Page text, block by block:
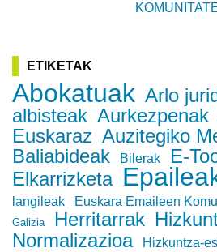
ETIKETAK
Abokatuak Arlo
albisteak Aurkezpenak
Euskaraz Auzitegiko
Baliabideak
Bilerak
E-
Elkarrizketa
langileak
Euskara Emaileen
Galizia Herritarrak
Normalizazioa
Hizkuntza-